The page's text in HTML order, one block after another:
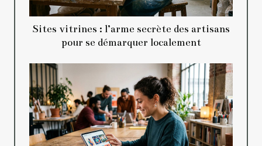
Sites vitrines : l’arme secrète des artisans
pour se démarquer localement